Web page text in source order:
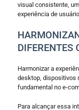
visual consistente,
experiência de
DIFERENTES
Harmonizar a
desktop, dispositivos
fundamental no e-
Para alcançar essa